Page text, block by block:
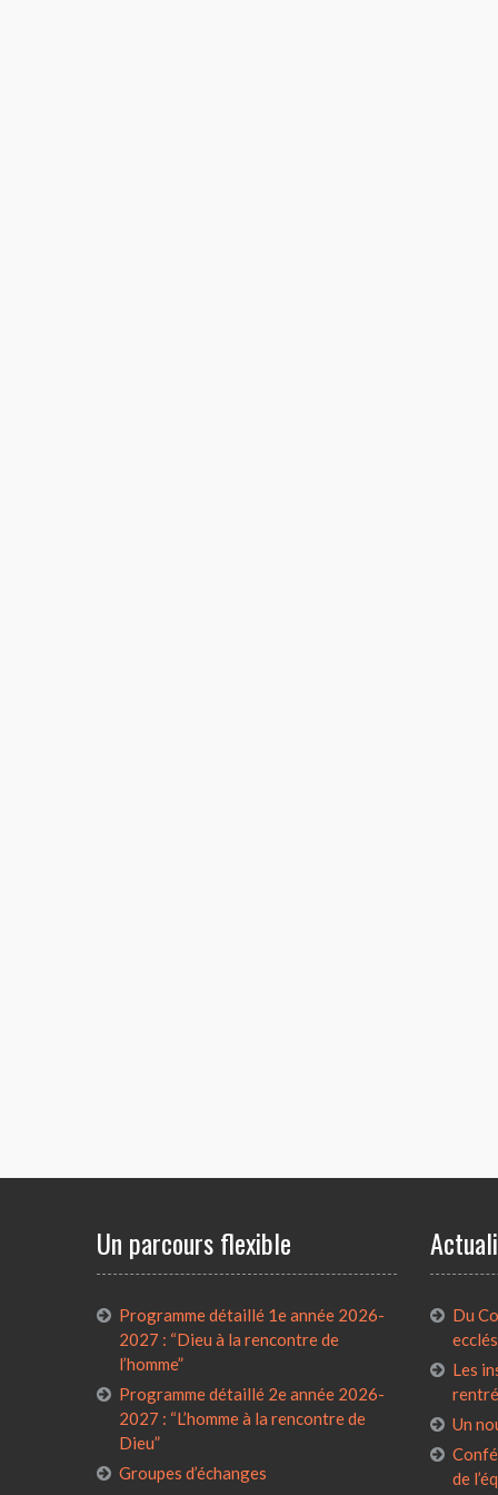
Un parcours flexible
Programme détaillé 1e année 2026-
2027 : “Dieu à la rencontre de
l’homme”
Programme détaillé 2e année 2026-
2027 : “L’homme à la rencontre de
Dieu”
Groupes d’échanges
Du
Les
Un
de